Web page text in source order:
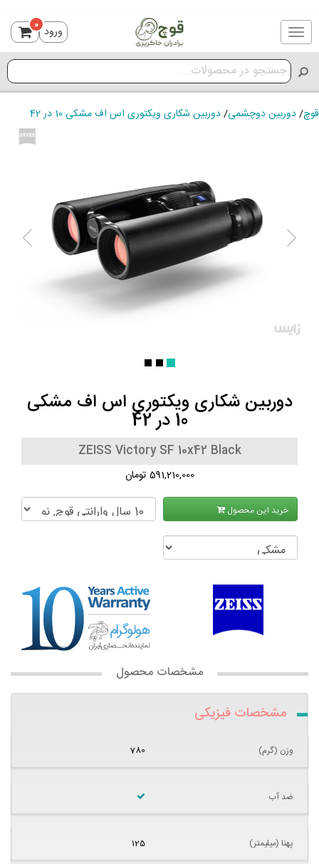
Toggle
navigation
ورود 0
قوچ/دوربین دوچشمی/دوربین شکاری ویکتوری اس اف مشکی 10 در 42
دوربین شکاری ویکتوری اس اف مشکی
10 در 42
ZEISS Victory SF 10x42 Black
591,210,000 تومان
خرید این محصول
مشخصات محصول
مشخصات فیزیکی
وزن (گرم) 780
ضد آب
پهنا (میلیمتر) 125